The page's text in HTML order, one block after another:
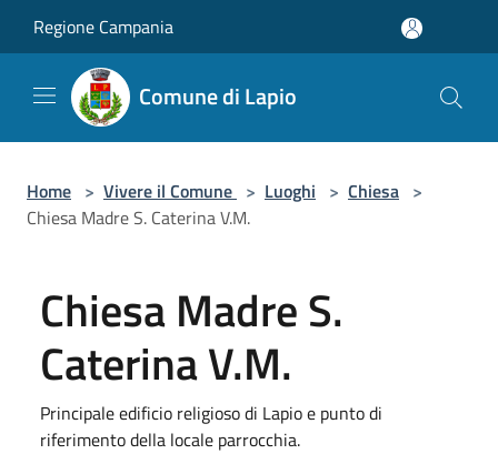
Regione Campania
Comune di Lapio
Home > Vivere il Comune > Luoghi > Chiesa >
Chiesa Madre S. Caterina V.M.
Chiesa Madre S.
Caterina V.M.
Principale edificio religioso di Lapio e punto di
riferimento della locale parrocchia.